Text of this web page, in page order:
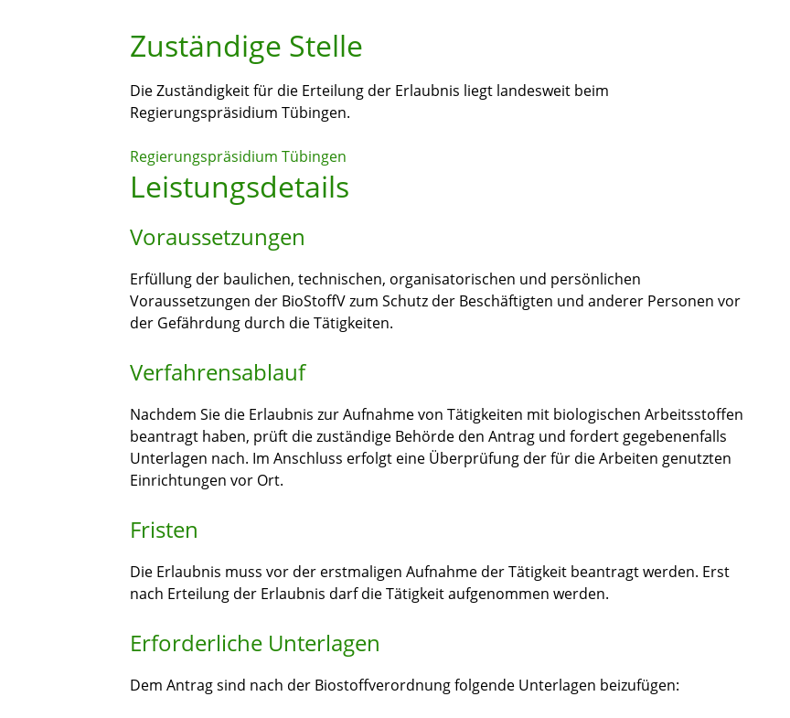
Zuständige Stelle
Die Zuständigkeit für die Erteilung der Erlaubnis liegt landesweit beim
Regierungspräsidium Tübingen.
Regierungspräsidium Tübingen
Leistungsdetails
Voraussetzungen
Erfüllung der baulichen, technischen, organisatorischen und persönlichen
Voraussetzungen der BioStoffV zum Schutz der Beschäftigten und anderer Personen vor
der Gefährdung durch die Tätigkeiten.
Verfahrensablauf
Nachdem Sie die Erlaubnis zur Aufnahme von Tätigkeiten mit biologischen Arbeitsstoffen
beantragt haben, prüft die zuständige Behörde den Antrag und fordert gegebenenfalls
Unterlagen nach. Im Anschluss erfolgt eine Überprüfung der für die Arbeiten genutzten
Einrichtungen vor Ort.
Fristen
Die Erlaubnis muss vor der erstmaligen Aufnahme der Tätigkeit beantragt werden. Erst
nach Erteilung der Erlaubnis darf die Tätigkeit aufgenommen werden.
Erforderliche Unterlagen
Dem Antrag sind nach der Biostoffverordnung folgende Unterlagen beizufügen: